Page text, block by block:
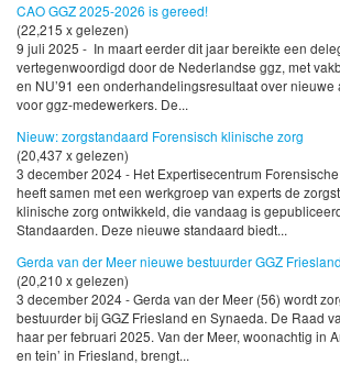
CAO GGZ 2025-2026 is gereed!
(22,215 x gelezen)
9 juli 2025 - In maart eerder dit jaar bereikte een
vertegenwoordigd door de Nederlandse ggz, met
en NU’91 een onderhandelingsresultaat over
voor ggz-medewerkers. De...
Nieuw: zorgstandaard Forensisch klinische zorg
(20,437 x gelezen)
3 december 2024 - Het Expertisecentrum
heeft samen met een werkgroep van experts de
klinische zorg ontwikkeld, die vandaag is
Standaarden. Deze nieuwe standaard biedt...
Gerda van der Meer nieuwe bestuurder GGZ Friesland
(20,210 x gelezen)
3 december 2024 - Gerda van der Meer (56) wordt
bestuurder bij GGZ Friesland en Synaeda. De Raad
haar per februari 2025. Van der Meer, woonachtig in
en tein’ in Friesland, brengt...